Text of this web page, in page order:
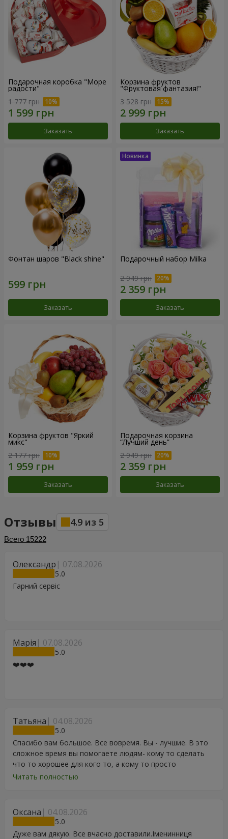
Подарочная коробка "Море
радости"
1 777 грн
Заказать
Корзина фруктов
"Фруктовая фантазия!"
3 528 грн
Заказать
Фонтан шаров "Black shine"
Заказать
Подарочный набор Milka
2 949 грн
Заказать
Корзина фруктов "Яркий
микс"
2 177 грн
Заказать
Подарочная корзина
“Лучший день”
2 949 грн
Заказать
Отзывы 4.9 из 5
Всего 15222
Олександр 07.08.2026
5
Гарний сервіс
Марія 07.08.2026
5
❤️❤️❤️
Татьяна 04.08.2026
5
Спасибо вам большое. Все вовремя. Вы - лучшие. В это
сложное время вы помогаете людям- кому то сделать
что то хорошее для кого то, а кому то просто
порадоваться цветам, подарку, тортику, поздравлению.
Читать полностью
Оксана 04.08.2026
5
Дуже вам дякую. Все вчасно доставили.Іменинниця